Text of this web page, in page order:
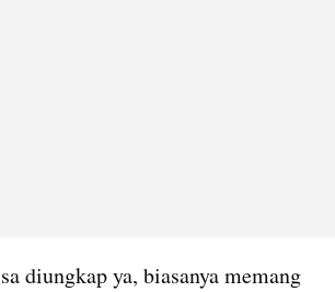
diungkap ya, biasanya memang